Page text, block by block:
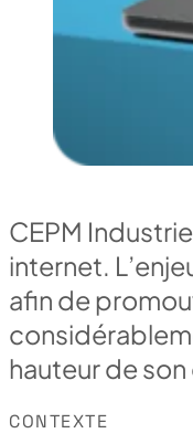
CEPM
internet.
afin de
hauteur de
CONTEXTE